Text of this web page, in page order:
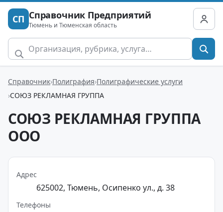
СП Справочник Предприятий
Тюмень и Тюменская область
Справочник Полиграфия Полиграфические услуги
СОЮЗ РЕКЛАМНАЯ ГРУППА
СОЮЗ РЕКЛАМНАЯ ГРУППА
ООО
Адрес
625002, Тюмень, Осипенко ул., д. 38
Телефоны